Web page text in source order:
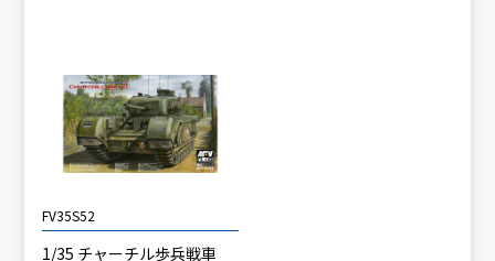
FV35S52
1/35 チャーチル歩兵戦車